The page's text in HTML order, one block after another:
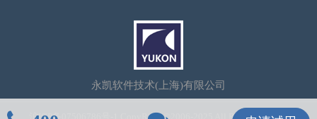
永凯软件技术(上海)有限公司
沪ICP备07506786号-1 CopyRight©2006-2025 All Rights Reserved